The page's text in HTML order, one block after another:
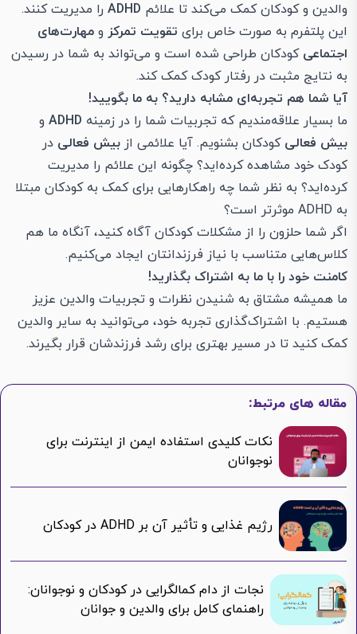
والدین و کودکان کمک می‌کند تا علائم ADHD را مدیریت کنند.
این پلتفرم به صورت خاص برای تقویت تمرکز و مهارت‌های
اجتماعی کودکان طراحی شده است و می‌تواند به شما در رسیدن
به نتایج مثبت در رفتار کودک کمک کند.
آیا شما هم تجربه‌ای مشابه دارید؟ به ما بگویید!
ما بسیار علاقه‌مندیم که تجربیات شما را در زمینه ADHD و
بیش فعالی کودکان بشنویم. آیا علائمی از بیش فعالی در
کودک خود مشاهده کرده‌اید؟ چگونه این علائم را مدیریت
کرده‌اید؟ به نظر شما چه راهکارهایی برای کمک به کودکان مبتلا
به ADHD موثرتر است؟
اگر شما حلزون را از مشکلات کودکان آگاه کنید، آنگاه ما هم
کلاس‌هایی متناسب با نیاز فرزندانتان ایجاد می‌کنیم.
کامنت خود را با ما به اشتراک بگذارید!
ما همیشه مشتاق به شنیدن نظرات و تجربیات والدین عزیز
هستیم. با اشتراک‌گذاری تجربه خود، می‌توانید به سایر والدین
کمک کنید تا در مسیر بهتری برای رشد فرزندشان قرار بگیرند.
مقاله های مرتبط:
نکات کلیدی استفاده ایمن از اینترنت برای
نوجوانان
رژیم غذایی و تأثیر آن بر ADHD در کودکان
نجات از دام کمالگرایی در کودکان و نوجوانان:
راهنمای کامل برای والدین و جوانان